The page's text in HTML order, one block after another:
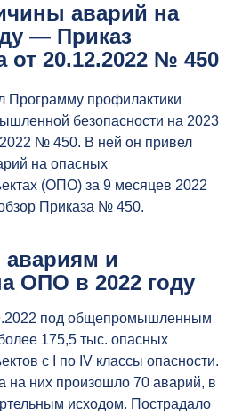
аварий на
— Приказ
от 20.12.2022 № 450
Программу профилактики
безопасности на 2023
№ 450. В ней он привел
на опасных
(ОПО) за 9 месяцев 2022
Приказа № 450.
авариям и
ОПО в 2022 году
под общепромышленным
175,5 тыс. опасных
с I по IV классы опасности.
на них произошло 70 аварий, в
исходом. Пострадало